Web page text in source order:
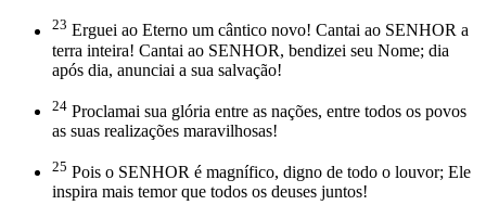
23 Erguei ao Eterno um cântico novo! Cantai ao SENHOR a
terra inteira! Cantai ao SENHOR, bendizei seu Nome; dia
após dia, anunciai a sua salvação!
24 Proclamai sua glória entre as nações, entre todos os povos
as suas realizações maravilhosas!
25 Pois o SENHOR é magnífico, digno de todo o louvor; Ele
inspira mais temor que todos os deuses juntos!